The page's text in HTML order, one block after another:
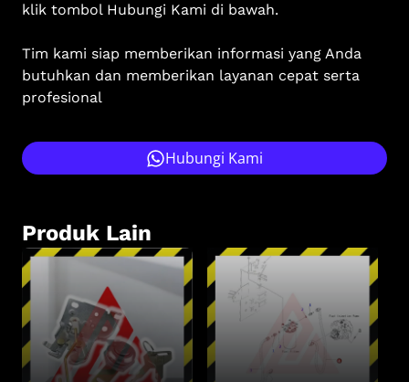
klik tombol Hubungi Kami di bawah.
Tim kami siap memberikan informasi yang Anda
butuhkan dan memberikan layanan cepat serta
profesional
Hubungi Kami
Produk Lain